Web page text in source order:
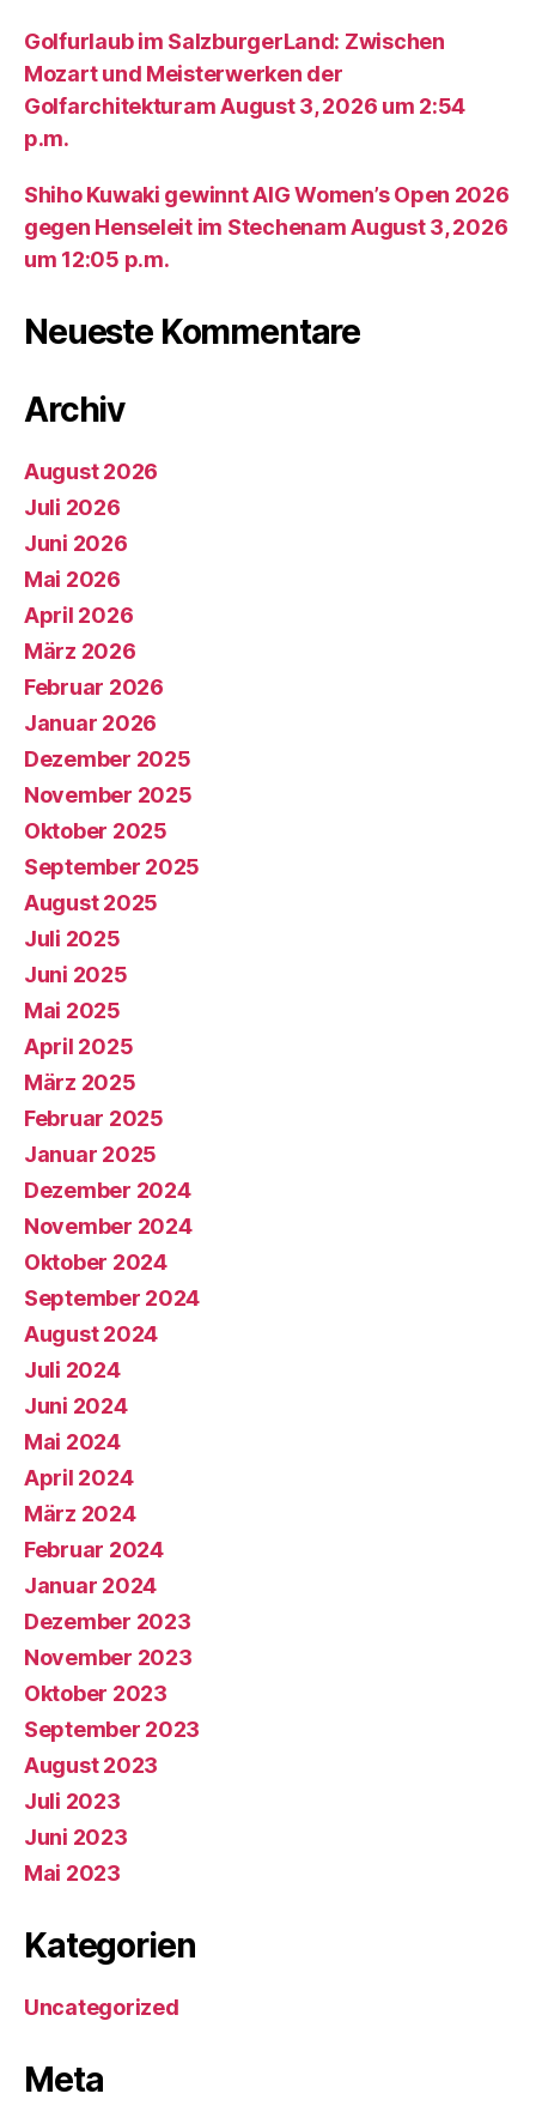
Golfurlaub im SalzburgerLand: Zwischen
Mozart und Meisterwerken der
Golfarchitekturam August 3, 2026 um 2:54
p.m.
Shiho Kuwaki gewinnt AIG Women’s Open 2026
gegen Henseleit im Stechenam August 3, 2026
um 12:05 p.m.
Neueste Kommentare
Archiv
August 2026
Juli 2026
Juni 2026
Mai 2026
April 2026
März 2026
Februar 2026
Januar 2026
Dezember 2025
November 2025
Oktober 2025
September 2025
August 2025
Juli 2025
Juni 2025
Mai 2025
April 2025
März 2025
Februar 2025
Januar 2025
Dezember 2024
November 2024
Oktober 2024
September 2024
August 2024
Juli 2024
Juni 2024
Mai 2024
April 2024
März 2024
Februar 2024
Januar 2024
Dezember 2023
November 2023
Oktober 2023
September 2023
August 2023
Juli 2023
Juni 2023
Mai 2023
Kategorien
Uncategorized
Meta